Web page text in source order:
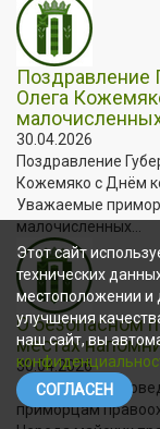
Поздравление
Олега
30.04.2026
Поздравление
Кожемяко с Днём
Уважаемые
малочисленных...
О безопасном
местах
30.04.2026
О безопасном
приморцам
Этот сайт
технических
местоположении и
улучшения
наш сайт, вы
СОГЛАСЕН